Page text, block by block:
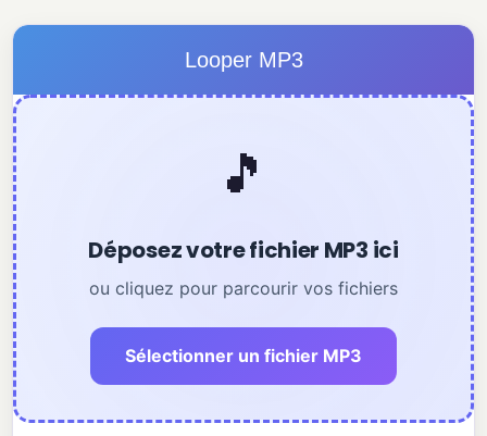
Looper MP3
🎵
Déposez votre fichier MP3 ici
ou cliquez pour parcourir vos fichiers
Sélectionner un fichier MP3